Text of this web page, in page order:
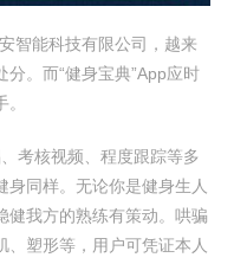
智能科技有限公司，越来
。而“健身宝典”App应时
考核视频、程度跟踪等多
同样。无论你是健身生人
健我方的熟练有策动。哄骗
、塑形等，用户可凭证本人